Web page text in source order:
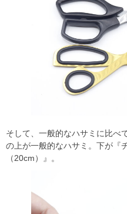
そして、一般的なハサミに比べ
の上が一般的なハサミ。下が『
（20cm）』。